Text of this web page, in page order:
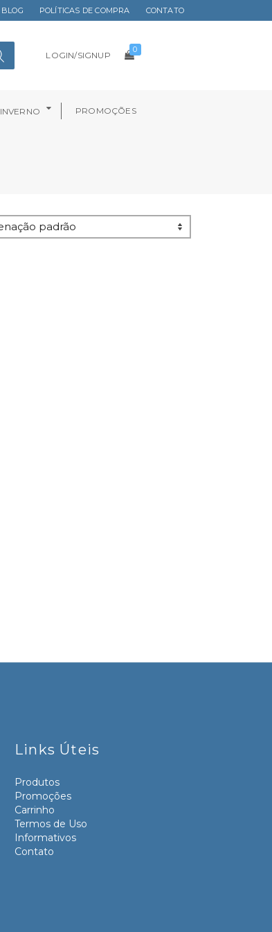
BLOG POLÍTICAS DE COMPRA CONTATO
LOGIN/SIGNUP
0
INVERNO PROMOÇÕES
Links Úteis
Produtos
Promoções
Carrinho
Termos de Uso
Informativos
Contato